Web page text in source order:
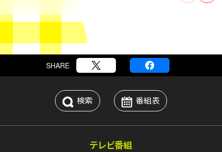
SHARE
検索 番組表
テレビ番組